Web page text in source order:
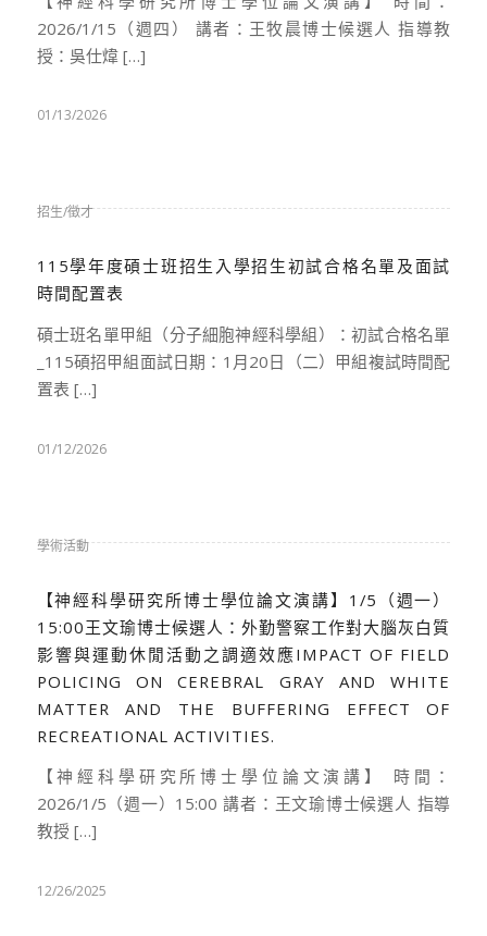
2026/1/15（週四） 講者：王牧晨博士候選人 指導教
授：吳仕煒 […]
01/13/2026
招生/徵才
115學年度碩士班招生入學招生初試合格名單及面試
時間配置表
碩士班名單甲組（分子細胞神經科學組）：初試合格名單
_115碩招甲組面試日期：1月20日（二）甲組複試時間配
置表 […]
01/12/2026
學術活動
【神經科學研究所博士學位論文演講】1/5（週一）
15:00王文瑜博士候選人：外勤警察工作對大腦灰白質
影響與運動休閒活動之調適效應IMPACT OF FIELD
POLICING ON CEREBRAL GRAY AND WHITE
MATTER AND THE BUFFERING EFFECT OF
RECREATIONAL ACTIVITIES.
【神經科學研究所博士學位論文演講】 時間：
2026/1/5（週一）15:00 講者：王文瑜博士候選人 指導
教授 […]
12/26/2025